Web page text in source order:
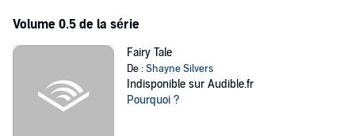
Volume 0.5 de la série
Fairy Tale
De :Shayne Silvers
Indisponible sur Audible.fr
Pourquoi ?